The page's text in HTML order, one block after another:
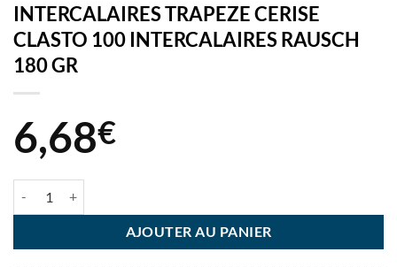
INTERCALAIRES TRAPEZE CERISE
CLASTO 100 INTERCALAIRES RAUSCH
180 GR
6,68€
AJOUTER AU PANIER